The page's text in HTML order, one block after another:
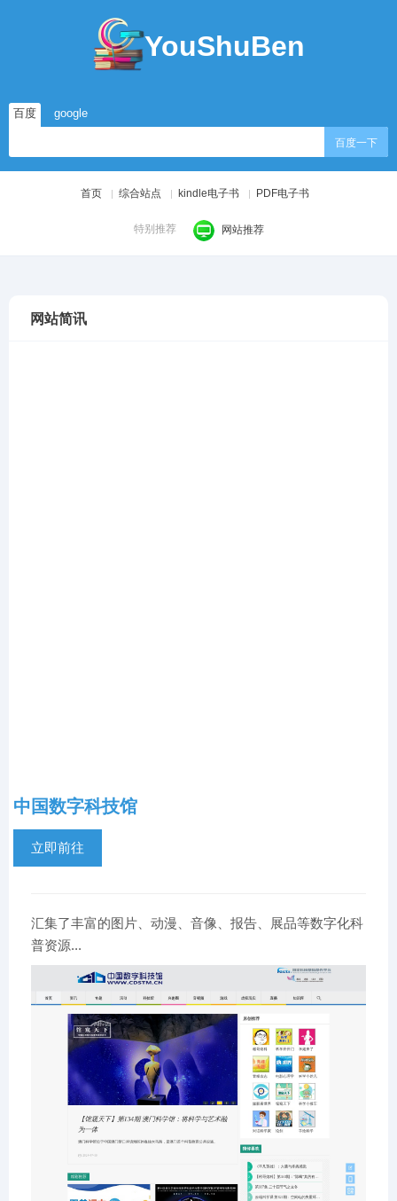
YouShuBen
百度 google
百度一下
首页 综合站点 kindle电子书 PDF电子书
特别推荐 网站推荐
网站简讯
中国数字科技馆
立即前往
汇集了丰富的图片、动漫、音像、报告、展品等数字化科
普资源...